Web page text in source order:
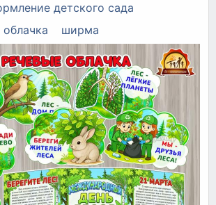
детского сада
ширма